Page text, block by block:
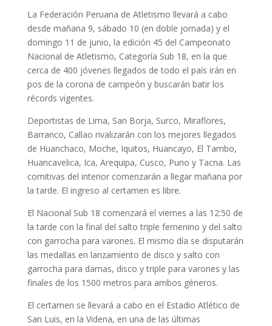
La Federación Peruana de Atletismo llevará a cabo
desde mañana 9, sábado 10 (en doble jornada) y el
domingo 11 de junio, la edición 45 del Campeonato
Nacional de Atletismo, Categoría Sub 18, en la que
cerca de 400 jóvenes llegados de todo el país irán en
pos de la corona de campeón y buscarán batir los
récords vigentes.
Deportistas de Lima, San Borja, Surco, Miraflores,
Barranco, Callao rivalizarán con los mejores llegados
de Huanchaco, Moche, Iquitos, Huancayo, El Tambo,
Huancavelica, Ica, Arequipa, Cusco, Puno y Tacna. Las
comitivas del interior comenzarán a llegar mañana por
la tarde. El ingreso al certamen es libre.
El Nacional Sub 18 comenzará el viernes a las 12:50 de
la tarde con la final del salto triple femenino y del salto
con garrocha para varones. El mismo día se disputarán
las medallas en lanzamiento de disco y salto con
garrocha para damas, disco y triple para varones y las
finales de los 1500 metros para ambos géneros.
El certamen se llevará a cabo en el Estadio Atlético de
San Luis, en la Videna, en una de las últimas